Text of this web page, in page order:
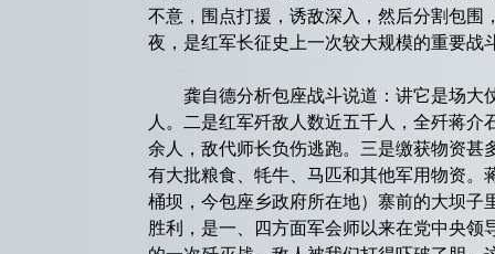
不意，围点打援，诱敌深入，然后分割包围
夜，是红军长征史上一次较大规模的重要战
龚自德分析包座战斗说道：讲它是场大
人。二是红军歼敌人数近五千人，全歼蒋
余人，敌代师长负伤逃跑。三是缴获物资甚
有大批粮食、牦牛、马匹和其他军用物资。
桶坝，今包座乡政府所在地）寨前的大坝子
胜利，是一、四方面军会师以来在党中央